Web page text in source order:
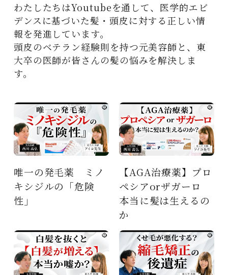
わたしたちはYoutubeを通して、医学的エビ
デンスに基づいた髪・頭皮に対する正しい情
報を発進しています。
頭皮のベテラン経験則を持つ元美容師と、東
大卒の医師が皆さんの髪の悩みを解決しま
す。
【AGA治療薬】プロ
ペシアorザガーロ
本当に髪は生えるの
東大卒医師が徹底解
説 AGA・薄毛 な
ぜ起きる？